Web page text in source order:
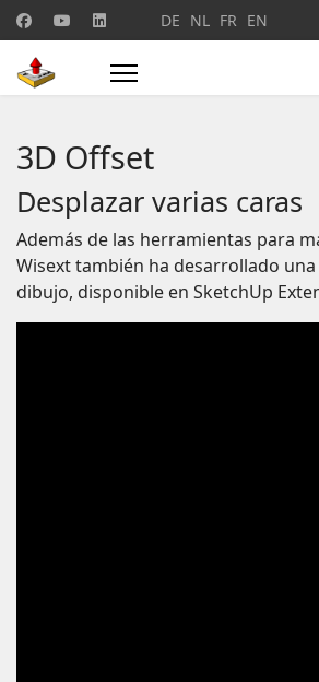
Seleccione su idioma
DE NL FR EN
3D Offset
Desplazar varias caras
Además de las herramientas para
Wisext también ha desarrollado
dibujo, disponible en SketchUp